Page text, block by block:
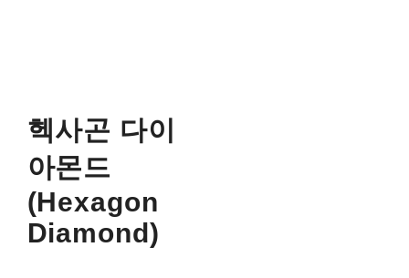
헥사곤 다이
아몬드
(Hexagon
Diamond)